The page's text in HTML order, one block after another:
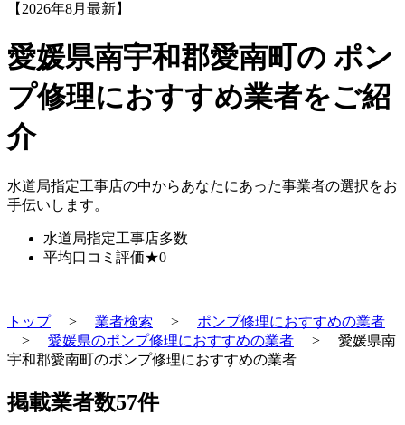
【2026年8月最新】
愛媛県南宇和郡愛南町の ポン
プ修理におすすめ業者をご紹
介
水道局指定工事店の中からあなたにあった事業者の選択をお
手伝いします。
水道局指定工事店多数
平均口コミ評価★0
トップ> 業者検索 > ポンプ修理におすすめの業者
> 愛媛県のポンプ修理におすすめの業者 > 愛媛県南
宇和郡愛南町のポンプ修理におすすめの業者
掲載業者数57件